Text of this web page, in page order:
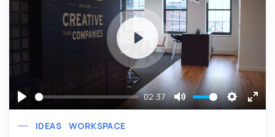
Play
02:37
Mute Settings
Play
IDEAS WORKSPACE